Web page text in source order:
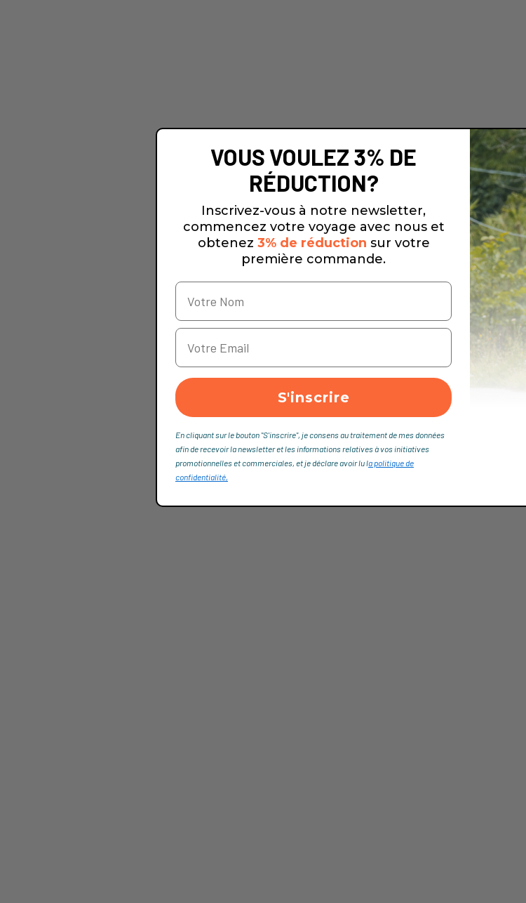
VOUS VOULEZ 3% DE
RÉDUCTION?
Inscrivez-vous à notre newsletter,
commencez votre voyage avec nous et
obtenez 3% de réduction sur votre
première commande.
S'inscrire
En cliquant sur le bouton "S'inscrire", je consens au traitement de mes données
afin de recevoir la newsletter et les informations relatives à vos initiatives
promotionnelles et commerciales, et je déclare avoir lu la politique de
confidentialité,